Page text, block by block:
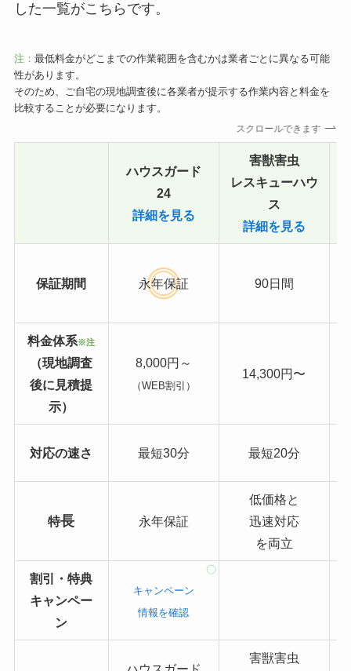
した一覧がこちらです。
注： 最低料金がどこまでの作業範囲を含むかは業者ごとに異なる可能
性があります。
そのため、ご自宅の現地調査後に各業者が提示する作業内容と料金を
比較することが必要になります。
スクロールできます
ハウスガード
24
詳細を見る
害獣害虫
レスキューハウ
ス
詳細を見る
保証期間 永年保証 90日間
料金体系※注
（現地調査
後に見積提
示）
8,000円～
（WEB割引）
14,300円〜
対応の速さ 最短30分 最短20分
特長 永年保証
低価格と
迅速対応
を両立
割引・特典
キャンペー
ン
キャンペーン
情報を確認
害獣害虫